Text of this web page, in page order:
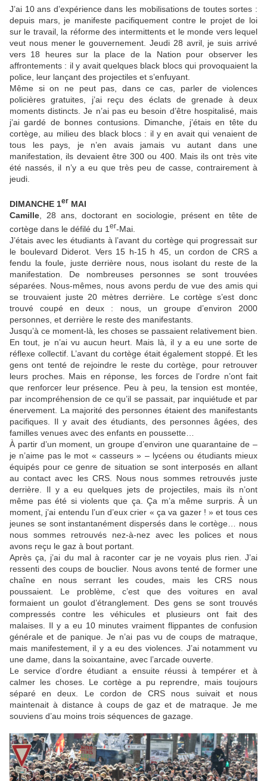
J’ai 10 ans d’expérience dans les mobilisations de toutes sortes :
depuis mars, je manifeste pacifiquement contre le projet de loi
sur le travail, la réforme des intermittents et le monde vers lequel
veut nous mener le gouvernement. Jeudi 28 avril, je suis arrivé
vers 18 heures sur la place de la Nation pour observer les
affrontements : il y avait quelques black blocs qui provoquaient la
police, leur lançant des projectiles et s’enfuyant.
Même si on ne peut pas, dans ce cas, parler de violences
policières gratuites, j’ai reçu des éclats de grenade à deux
moments distincts. Je n’ai pas eu besoin d’être hospitalisé, mais
j’ai gardé de bonnes contusions. Dimanche, j’étais en tête du
cortège, au milieu des black blocs : il y en avait qui venaient de
tous les pays, je n’en avais jamais vu autant dans une
manifestation, ils devaient être 300 ou 400. Mais ils ont très vite
été nassés, il n’y a eu que très peu de casse, contrairement à
jeudi.
DIMANCHE 1er MAI
Camille , 28 ans, doctorant en sociologie, présent en tête de
cortège dans le défilé du 1 er-Mai.
J’étais avec les étudiants à l’avant du cortège qui progressait sur
le boulevard Diderot. Vers 15 h-15 h 45, un cordon de CRS a
fendu la foule, juste derrière nous, nous isolant du reste de la
manifestation. De nombreuses personnes se sont trouvées
séparées. Nous-mêmes, nous avons perdu de vue des amis qui
se trouvaient juste 20 mètres derrière. Le cortège s’est donc
trouvé coupé en deux : nous, un groupe d’environ 2000
personnes, et derrière le reste des manifestants.
Jusqu’à ce moment-là, les choses se passaient relativement bien.
En tout, je n’ai vu aucun heurt. Mais là, il y a eu une sorte de
réflexe collectif. L’avant du cortège était également stoppé. Et les
gens ont tenté de rejoindre le reste du cortège, pour retrouver
leurs proches. Mais en réponse, les forces de l’ordre n’ont fait
que renforcer leur présence. Peu à peu, la tension est montée,
par incompréhension de ce qu’il se passait, par inquiétude et par
énervement. La majorité des personnes étaient des manifestants
pacifiques. Il y avait des étudiants, des personnes âgées, des
familles venues avec des enfants en poussette…
À partir d’un moment, un groupe d’environ une quarantaine de –
je n’aime pas le mot « casseurs » – lycéens ou étudiants mieux
équipés pour ce genre de situation se sont interposés en allant
au contact avec les CRS. Nous nous sommes retrouvés juste
derrière. Il y a eu quelques jets de projectiles, mais ils n’ont
même pas été si violents que ça. Ça m’a même surpris. À un
moment, j’ai entendu l’un d’eux crier « ça va gazer ! » et tous ces
jeunes se sont instantanément dispersés dans le cortège… nous
nous sommes retrouvés nez-à-nez avec les polices et nous
avons reçu le gaz à bout portant.
Après ça, j’ai du mal à raconter car je ne voyais plus rien. J’ai
ressenti des coups de bouclier. Nous avons tenté de former une
chaîne en nous serrant les coudes, mais les CRS nous
poussaient. Le problème, c’est que des voitures en aval
formaient un goulot d’étranglement. Des gens se sont trouvés
compressés contre les véhicules et plusieurs ont fait des
malaises. Il y a eu 10 minutes vraiment flippantes de confusion
générale et de panique. Je n’ai pas vu de coups de matraque,
mais manifestement, il y a eu des violences. J’ai notamment vu
une dame, dans la soixantaine, avec l’arcade ouverte.
Le service d’ordre étudiant a ensuite réussi à tempérer et à
calmer les choses. Le cortège a pu reprendre, mais toujours
séparé en deux. Le cordon de CRS nous suivait et nous
maintenait à distance à coups de gaz et de matraque. Je me
souviens d’au moins trois séquences de gazage.